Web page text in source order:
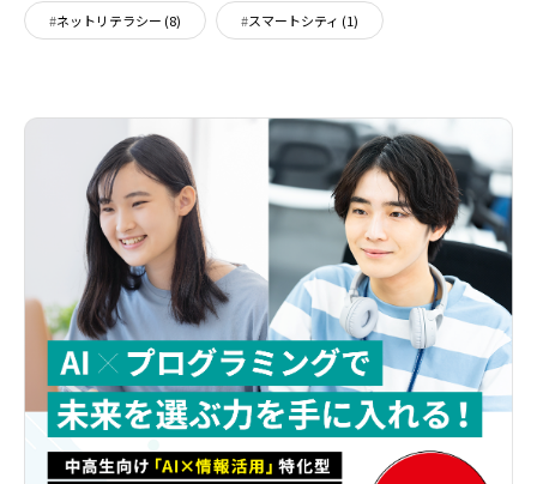
ネットリテラシー (8) スマートシティ (1)